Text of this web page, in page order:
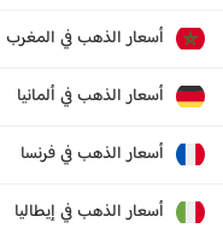
أسعار الذهب في المغرب
أسعار الذهب في ألمانيا
أسعار الذهب في فرنسا
أسعار الذهب في إيطاليا